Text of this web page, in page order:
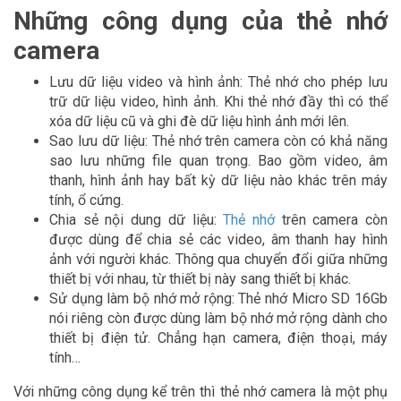
Những công dụng của thẻ nhớ
camera
Lưu dữ liệu video và hình ảnh: Thẻ nhớ cho phép lưu
trữ dữ liệu video, hình ảnh. Khi thẻ nhớ đầy thì có thể
xóa dữ liệu cũ và ghi đè dữ liệu hình ảnh mới lên.
Sao lưu dữ liệu: Thẻ nhớ trên camera còn có khả năng
sao lưu những file quan trọng. Bao gồm video, âm
thanh, hình ảnh hay bất kỳ dữ liệu nào khác trên máy
tính, ổ cứng.
Chia sẻ nội dung dữ liệu:Thẻ nhớtrên camera còn
được dùng để chia sẻ các video, âm thanh hay hình
ảnh với người khác. Thông qua chuyển đổi giữa những
thiết bị với nhau, từ thiết bị này sang thiết bị khác.
Sử dụng làm bộ nhớ mở rộng: Thẻ nhớ Micro SD 16Gb
nói riêng còn được dùng làm bộ nhớ mở rộng dành cho
thiết bị điện tử. Chẳng hạn camera, điện thoại, máy
tính…
Với những công dụng kể trên thì thẻ nhớ camera là một phụ